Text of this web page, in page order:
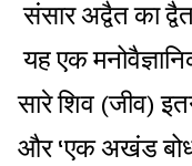
संसार अद्वैत का
यह एक
सारे शिव (जीव)
और ‘एक अखंड